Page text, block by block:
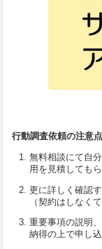
行動調査依頼の注意
無料相談にて自
用を見積してもら
更に詳しく確認
（契約はしなく
重要事項の説明
納得の上で申し